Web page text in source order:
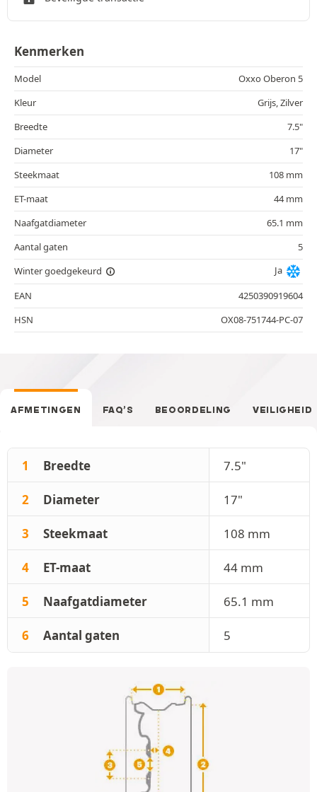
Kenmerken
Model
Oxxo Oberon 5
Kleur
Grijs, Zilver
Breedte
7.5"
Diameter
17"
Steekmaat
108 mm
ET-maat
44 mm
Naafgatdiameter
65.1 mm
Aantal gaten
5
Winter goedgekeurd
Ja
EAN
4250390919604
HSN
OX08-751744-PC-07
AFMETINGEN FAQ’S BEOORDELING VEILIGHEID
1 Breedte 7.5"
2 Diameter 17"
3 Steekmaat 108 mm
4 ET-maat 44 mm
5 Naafgatdiameter 65.1 mm
6 Aantal gaten 5